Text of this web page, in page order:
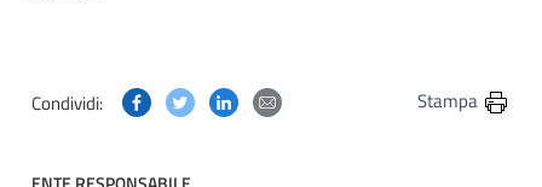
Condividi: Condividi questa pagina su Facebook
Condividi questa pagina su Twitter
Condividi questa pagina su Linkedin
Condividi questa pagina via
Stampa